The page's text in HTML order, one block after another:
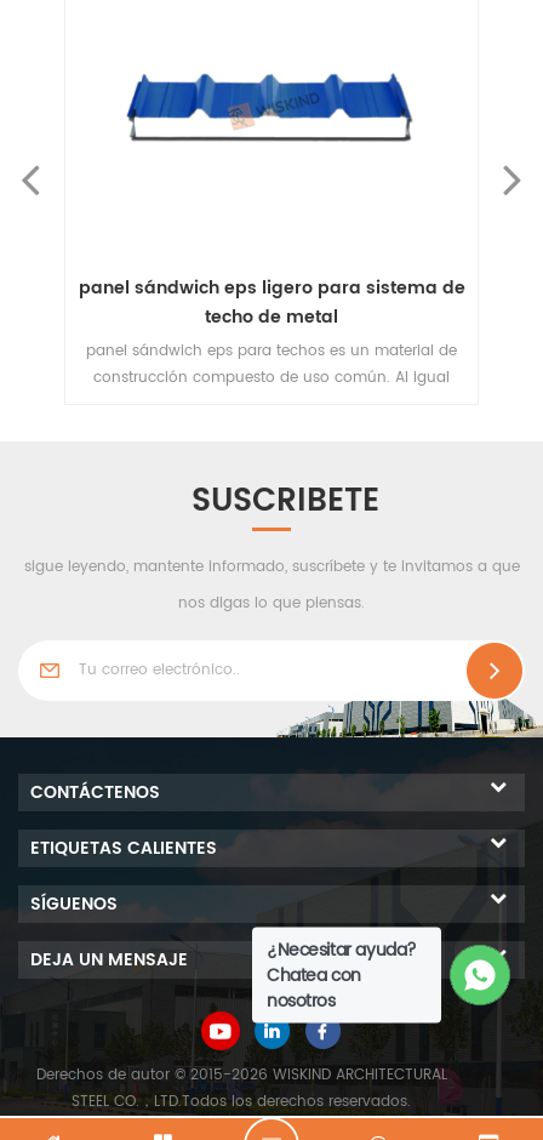
de
Panel de cubierta de acero a precio de
fábrica DFP720 para entresuelo
El panel de cubierta de acero DFP720 tiene una
apariencia hermosa, diseño razonable, calidad
puede combinar con varios materiales de
aislamiento térmico y varias capas inferiores para
formar un sistema de techo de aislamiento térmico
o no aislado .
SUSCRIBETE
sigue leyendo, mantente informado, suscríbete y te invitamos a que
nos digas lo que piensas.
¿Necesitar ayuda?
Chatea con
nosotros
CONTÁCTENOS
ETIQUETAS CALIENTES
SÍGUENOS
DEJA UN MENSAJE
Derechos de autor © 2015-2026 WISKIND ARCHITECTURAL
STEEL CO.，LTD.Todos los derechos reservados.